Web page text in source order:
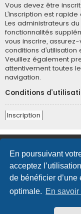
En poursuivant
acceptez
de bénéficier
optimale. En
Vous devez être
L’inscription est
Les administrateurs
fonctionnalités
vous inscrire,
conditions
Veuillez également
attentivement toutes
navigation.
Conditions
Inscription
Développé par phpBB ®
Communauté Steam